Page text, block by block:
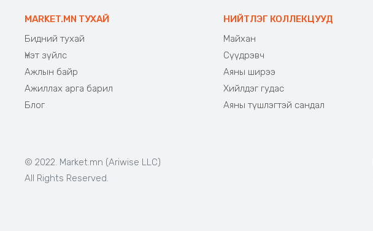
MARKET.MN ТУХАЙ
Бидний тухай
Үнэт зүйлс
Ажлын байр
Ажиллах арга барил
Блог
НИЙТЛЭГ КОЛЛЕКЦУУД
Майхан
Сүүдрэвч
Аяны ширээ
Хийлдэг гудас
Аяны түшлэгтэй сандал
© 2022. Market.mn (Ariwise LLC)
All Rights Reserved.